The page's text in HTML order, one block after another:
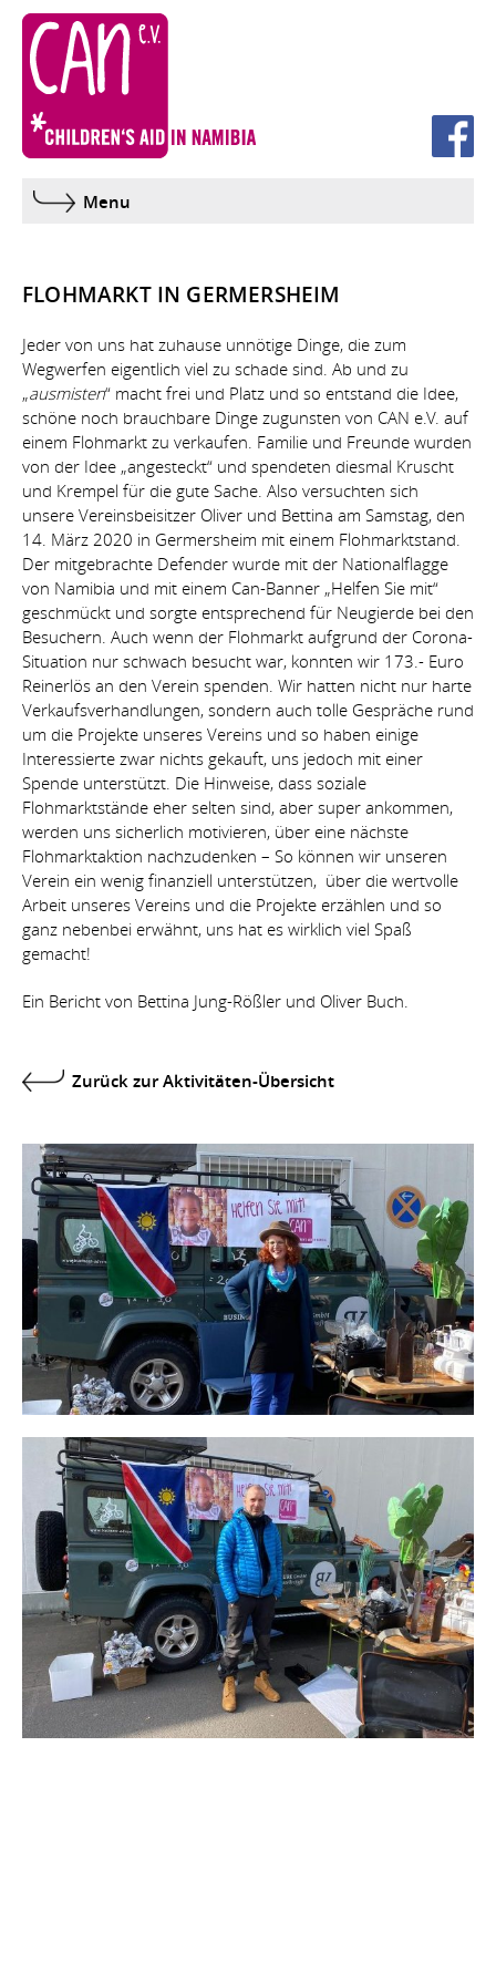
Projekte
Downloads
Impressum
Datenschutz
Menu
FLOHMARKT IN GERMERSHEIM
Jeder von uns hat zuhause unnötige Dinge, die zum
Wegwerfen eigentlich viel zu schade sind. Ab und zu
„ausmisten“ macht frei und Platz und so entstand die Idee,
schöne noch brauchbare Dinge zugunsten von CAN e.V. auf
einem Flohmarkt zu verkaufen. Familie und Freunde wurden
von der Idee „angesteckt“ und spendeten diesmal Kruscht
und Krempel für die gute Sache. Also versuchten sich
unsere Vereinsbeisitzer Oliver und Bettina am Samstag, den
14. März 2020 in Germersheim mit einem Flohmarktstand.
Der mitgebrachte Defender wurde mit der Nationalflagge
von Namibia und mit einem Can-Banner „Helfen Sie mit“
geschmückt und sorgte entsprechend für Neugierde bei den
Besuchern. Auch wenn der Flohmarkt aufgrund der Corona-
Situation nur schwach besucht war, konnten wir 173.- Euro
Reinerlös an den Verein spenden. Wir hatten nicht nur harte
Verkaufsverhandlungen, sondern auch tolle Gespräche rund
um die Projekte unseres Vereins und so haben einige
Interessierte zwar nichts gekauft, uns jedoch mit einer
Spende unterstützt. Die Hinweise, dass soziale
Flohmarktstände eher selten sind, aber super ankommen,
werden uns sicherlich motivieren, über eine nächste
Flohmarktaktion nachzudenken – So können wir unseren
Verein ein wenig finanziell unterstützen, über die wertvolle
Arbeit unseres Vereins und die Projekte erzählen und so
ganz nebenbei erwähnt, uns hat es wirklich viel Spaß
gemacht!
Ein Bericht von Bettina Jung-Rößler und Oliver Buch.
Zurück zur Aktivitäten-Übersicht